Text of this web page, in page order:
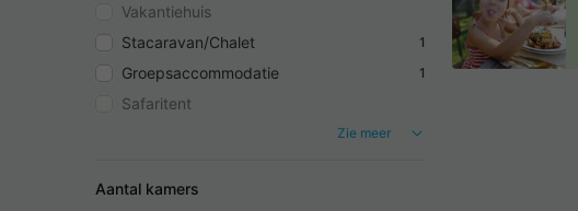
Vakantiehuis
Stacaravan/Chalet
1
Groepsaccommodatie 1
Safaritent
Zie meer
Aantal kamers